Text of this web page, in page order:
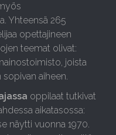
Yhteensä 265
opettajineen
teemat olivat:
joista
aiheen.
oppilaat tutkivat
aikatasossa:
näytti vuonna 1970.